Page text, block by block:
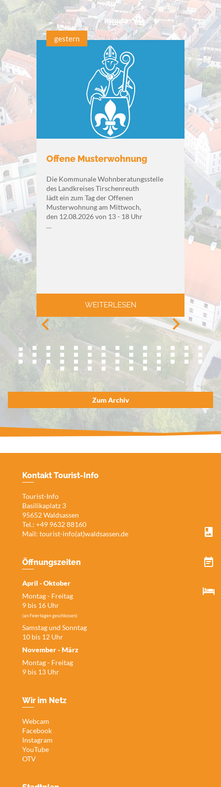
gestern
Offene Musterwohnung
Die Kommunale Wohnberatungsstelle
des Landkreises Tirschenreuth
lädt ein zum Tag der Offenen
Musterwohnung am Mittwoch,
den 12.08.2026 von 13 - 18 Uhr
…
WEITERLESEN
Zum Archiv
Kontakt Tourist-Info
Tourist-Info
Basilikaplatz 3
95652 Waldsassen
Tel.: +49 9632 88160
Mail: tourist-info(at)waldsassen.de
Öffnungszeiten
April - Oktober
Montag - Freitag
9 bis 16 Uhr
(an Feiertagen geschlossen)
Samstag und Sonntag
10 bis 12 Uhr
November - März
Montag - Freitag
9 bis 13 Uhr
Wir im Netz
Webcam
Facebook
Instagram
YouTube
OTV